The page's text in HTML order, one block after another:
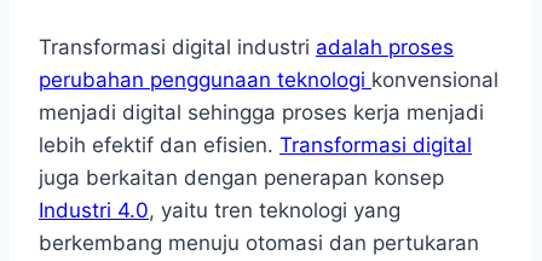
Transformasi digital industri adalah proses
perubahan penggunaan teknologi konvensional
menjadi digital sehingga proses kerja menjadi
lebih efektif dan efisien. Transformasi digital
juga berkaitan dengan penerapan konsep
Industri 4.0, yaitu tren teknologi yang
berkembang menuju otomasi dan pertukaran